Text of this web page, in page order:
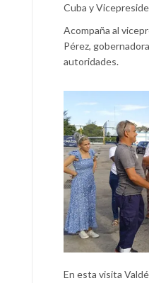
Cuba y
Acompaña al
Pérez,
autoridades.
En esta visita